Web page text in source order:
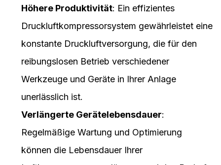
Höhere Produktivität: Ein effizientes
Druckluftkompressorsystem gewährleistet eine
konstante Druckluftversorgung, die für den
reibungslosen Betrieb verschiedener
Werkzeuge und Geräte in Ihrer Anlage
unerlässlich ist.
Verlängerte Gerätelebensdauer:
Regelmäßige Wartung und Optimierung
können die Lebensdauer Ihrer